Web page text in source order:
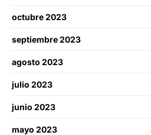
octubre 2023
septiembre 2023
agosto 2023
julio 2023
junio 2023
mayo 2023